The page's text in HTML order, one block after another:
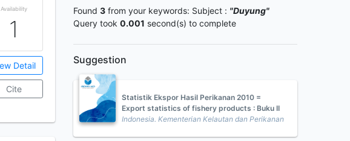
Availability
1
Detail
Cite
Found 3 from your keywords: Subject : "Duyung"
Query took 0.001 second(s) to complete
Suggestion
Statistik Ekspor Hasil Perikanan 2010 =
Export statistics of fishery products : Buku II
Indonesia. Kementerian Kelautan dan Perikanan